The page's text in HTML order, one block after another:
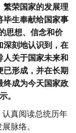
繁荣国家的发展理
毕生奉献给国家事
思想、信念和价
深刻地认识到，在
人关于国家未来和
已形成，并在长期
终成为今天国家政
。
真阅读总统历年
脉络。